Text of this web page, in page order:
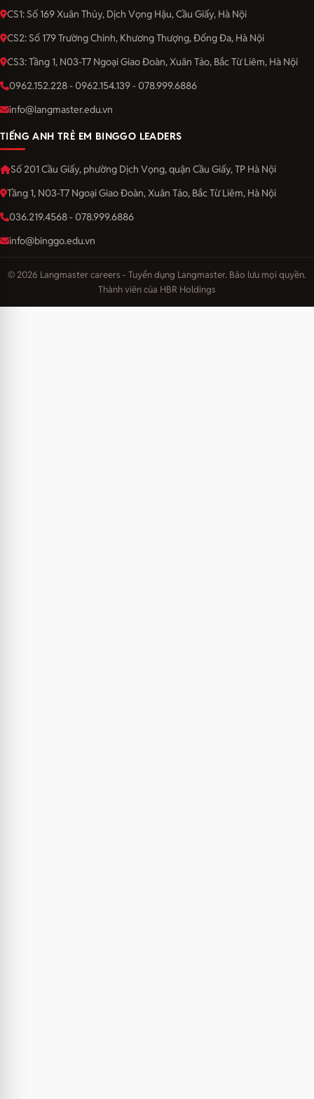
CS1: Số 169 Xuân Thủy, Dịch Vọng Hậu, Cầu Giấy, Hà Nội
CS2: Số 179 Trường Chinh, Khương Thượng, Đống Đa, Hà Nội
CS3: Tầng 1, N03-T7 Ngoại Giao Đoàn, Xuân Tảo, Bắc Từ Liêm, Hà Nội
0962.152.228 - 0962.154.139 - 078.999.6886
info@langmaster.edu.vn
TIẾNG ANH TRẺ EM BINGGO LEADERS
Số 201 Cầu Giấy, phường Dịch Vọng, quận Cầu Giấy, TP Hà Nội
Tầng 1, N03-T7 Ngoại Giao Đoàn, Xuân Tảo, Bắc Từ Liêm, Hà Nội
036.219.4568 - 078.999.6886
info@binggo.edu.vn
© 2026 Langmaster careers - Tuyển dụng Langmaster. Bảo lưu mọi quyền.
Thành viên của HBR Holdings